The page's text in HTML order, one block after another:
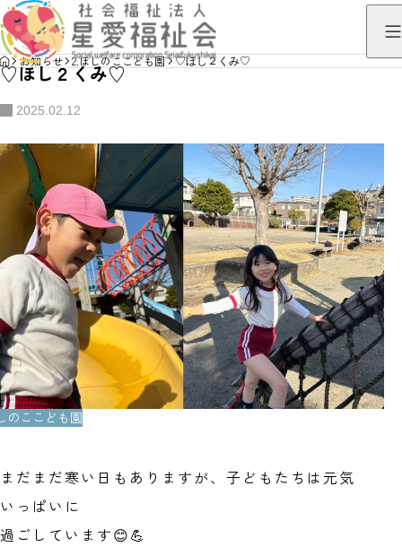
HOME
お知らせ 2.ほしのここども園 ♡ほし２くみ♡
♡ほし２くみ♡
2025.02.12
のここども園
まだまだ寒い日もありますが、子どもたちは元気
いっぱいに
過ごしています😊💪